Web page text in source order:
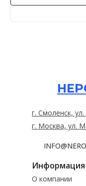
Информация
О компании
г. Смоленск,
г. Москва, ул.